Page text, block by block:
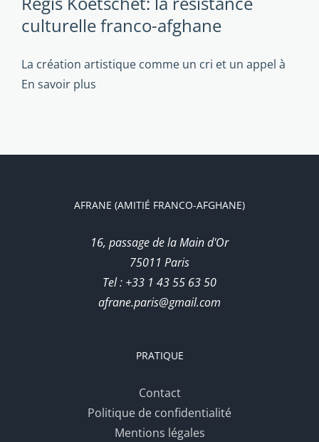
culturelle franco-afghane
La création artistique comme un cri et un appel à
En savoir plus
AFRANE (AMITIÉ FRANCO-AFGHANE)
16, passage de la Main d'Or
75011 Paris
Tel : +33 1 43 55 63 50
afrane.paris@gmail.com
PRATIQUE
Contact
Politique de confidentialité
Mentions légales